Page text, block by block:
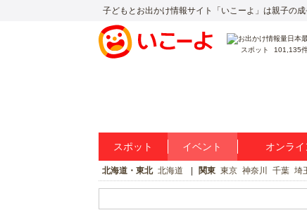
子どもとお出かけ情報サイト「いこーよ」は親子の
スポット 101,135
スポット イベント オンライ
北海道・東北 北海道 関東 東京 神奈川 千葉 埼